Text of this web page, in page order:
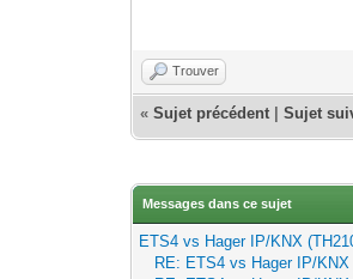
Trouver
«Sujet précédent |Sujet
Messages dans ce sujet
ETS4 vs Hager IP/KNX
RE: ETS4 vs Hager IP/KNX